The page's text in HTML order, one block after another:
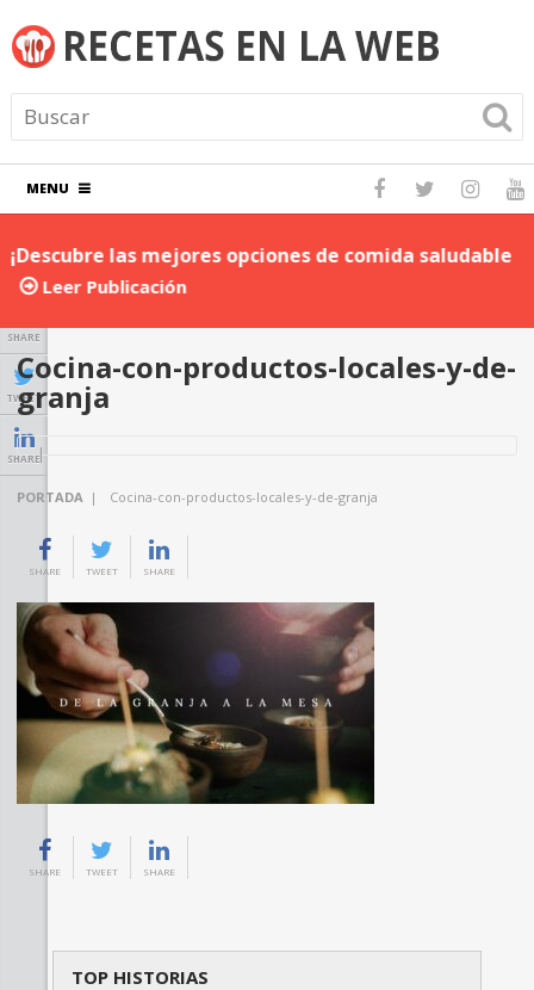
MENU
¡Descubre las mejores opciones de comida saludable
para llevar al trabajo!
Leer Publicación
SHARE
TWEET
SHARE
Cocina-con-productos-locales-y-de-
granja
PORTADA | Cocina-con-productos-locales-y-de-granja
SHARE TWEET SHARE
SHARE TWEET SHARE
TOP HISTORIAS